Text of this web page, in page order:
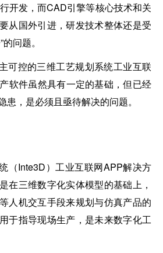
开发，而CAD引擎等核心技术和关
从国外引进，研发技术整体还是受
问题。
控的三维工艺规划系统工业互联
软件虽然具有一定的基础，但已经
患，是必须且亟待解决的问题。
Inte3D）工业互联网APP解决方
在三维数字化实体模型的基础上，
人机交互手段来规划与仿真产品的
于指导现场生产，是未来数字化工